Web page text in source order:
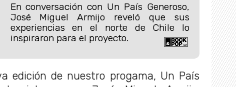
En conversación con Un País Generoso,
José Miguel Armijo reveló que sus
experiencias en el norte de Chile lo
inspiraron para el proyecto.
edición de nuestro progama, Un País